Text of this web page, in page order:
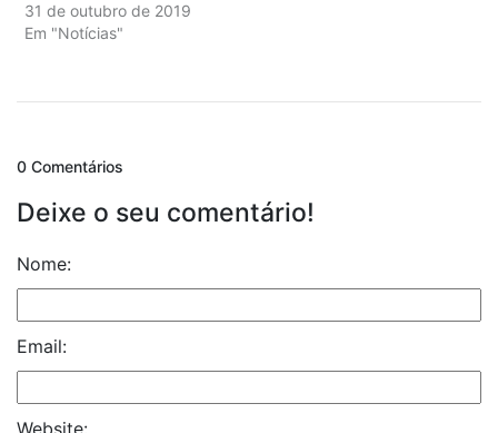
31 de outubro de 2019
Em "Notícias"
0 Comentários
Deixe o seu comentário!
Nome:
Email: